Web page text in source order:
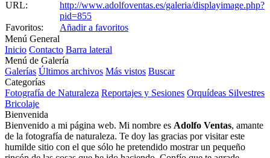
URL:
http://www.adolfoventas.es/galeria/displayimage.php?
pid=855
Favoritos:
Añadir a favoritos
Menú General
Inicio Contacto Barra lateral
Menú de Galería
Galerías Últimos archivos Más vistos Buscar
Categorías
Fotografía de Naturaleza Reportajes y Sesiones Orquídeas Silvestres
Bricolaje
Bienvenida
Bienvenido a mi página web. Mi nombre es Adolfo Ventas, amante
de la fotografía de naturaleza. Te doy las gracias por visitar este
humilde sitio con el que sólo he pretendido mostrar un pequeño